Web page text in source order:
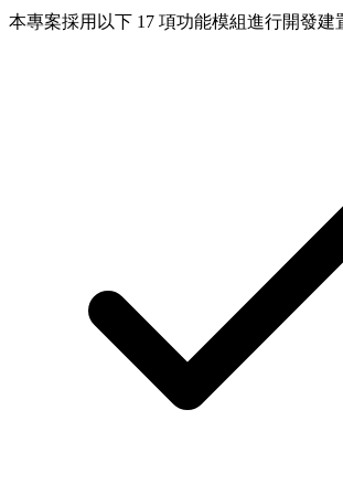
本專案採用以下 17 項功能模組進行開發建